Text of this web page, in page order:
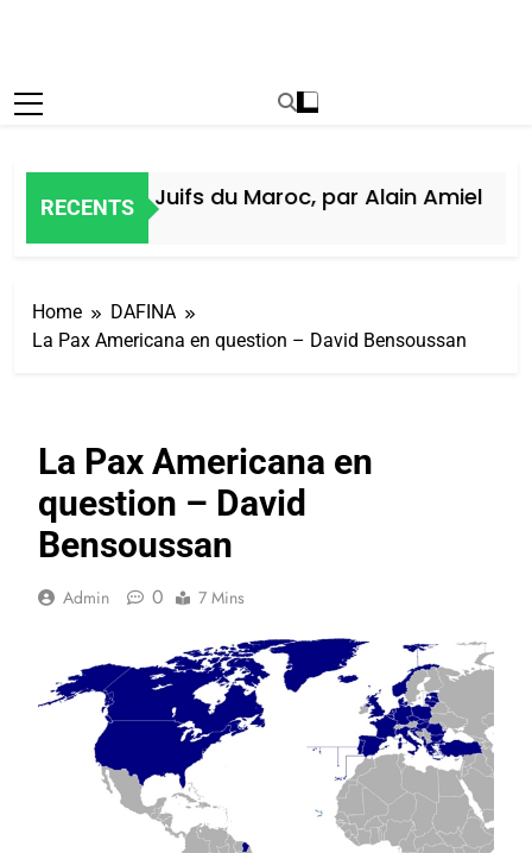
RECENTS
des Juifs du Maroc, par Alain Amiel
Home
DAFINA
La Pax Americana en question – David Bensoussan
La Pax Americana en
question – David
Bensoussan
Admin 0 7 Mins